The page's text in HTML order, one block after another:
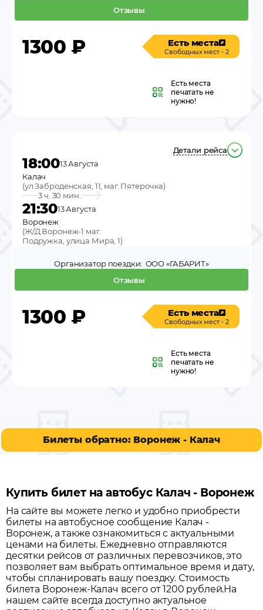
Отзывы
1300 ₽ Есть места
Свободных мест - 2
Есть места
печатать не
нужно!
Детали рейса
18:0013 Августа
Калач
(ул.Заброденская, 11, маг. Пятерочка)
3 ч. 30 мин.
21:3013 Августа
Воронеж
(Ж/Д Воронеж-1 маг.
Подружка, улица Мира, 1)
Отзывы
Организатор поездки: ООО «ГАБАРИТ»
1300 ₽ Есть места
Свободных мест - 2
Есть места
печатать не
нужно!
Билеты обратно: Воронеж - Калач
Купить билет на автобус Калач - Воронеж
На сайте вы можете легко и удобно приобрести
билеты на автобусное сообщение Калач -
Воронеж, а также ознакомиться с актуальными
ценами на билеты. Ежедневно отправляются
десятки рейсов от различных перевозчиков, это
позволяет вам выбрать оптимальное время и дату,
чтобы спланировать вашу поездку. Стоимость
билета Воронеж-Калач всего от 1200 рублей.На
нашем сайте всегда доступно актуальное